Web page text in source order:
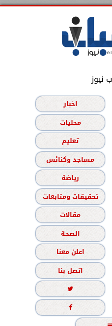
نيوز
اخبار
محليات
تعليم
مساجد وكنائس
رياضة
تحقيقات ومتابعات
مقالات
الصحة
اعلن معنا
اتصل بنا

